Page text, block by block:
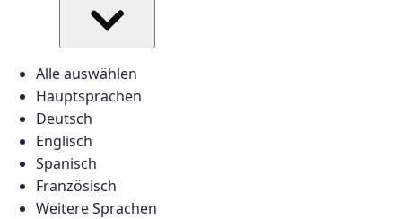
Alle auswählen
Hauptsprachen
Deutsch
Englisch
Spanisch
Französisch
Weitere Sprachen